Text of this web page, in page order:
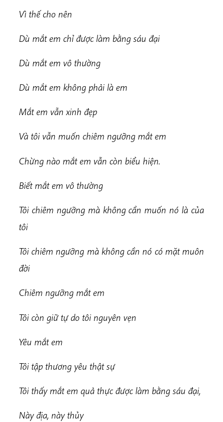
Vì thế cho nên
Dù mắt em chỉ được làm bằng sáu đại
Dù mắt em vô thường
Dù mắt em không phải là em
Mắt em vẫn xinh đẹp
Và tôi vẫn muốn chiêm ngưỡng mắt em
Chừng nào mắt em vẫn còn biểu hiện.
Biết mắt em vô thường
Tôi chiêm ngưỡng mà không cần muốn nó là của
tôi
Tôi chiêm ngưỡng mà không cần nó có mặt muôn
đời
Chiêm ngưỡng mắt em
Tôi còn giữ tự do tôi nguyên vẹn
Yêu mắt em
Tôi tập thương yêu thật sự
Tôi thấy mắt em quả thực được làm bằng sáu đại,
Này địa, này thủy